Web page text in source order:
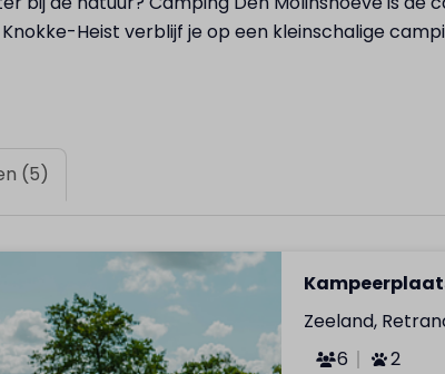
Heist verblijf je op een kleinschalige
(5)
Zeeland,
6
2